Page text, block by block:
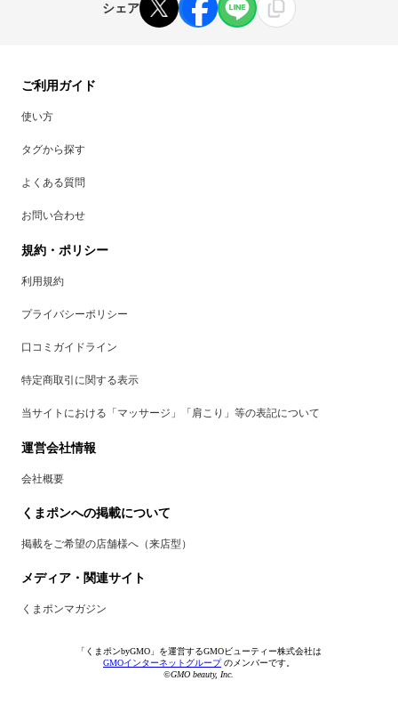
シェア
ご利用ガイド
使い方
タグから探す
よくある質問
お問い合わせ
規約・ポリシー
利用規約
プライバシーポリシー
口コミガイドライン
特定商取引に関する表示
当サイトにおける「マッサージ」「肩こり」等の表記について
運営会社情報
会社概要
くまポンへの掲載について
掲載をご希望の店舗様へ（来店型）
メディア・関連サイト
くまポンマガジン
「くまポンbyGMO」を運営するGMOビューティー株式会社は
GMOインターネットグループのメンバーです。
©GMO beauty, Inc.